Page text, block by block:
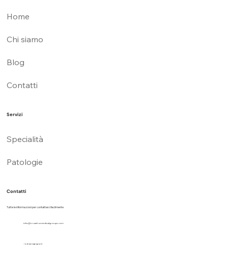
Home
Chi siamo
Blog
Contatti
Servizi
Specialità
Patologie
Contatti
Tutte le informazioni per contattarci facilmente
info@croattomedicalgroup.com
+39 3514656511